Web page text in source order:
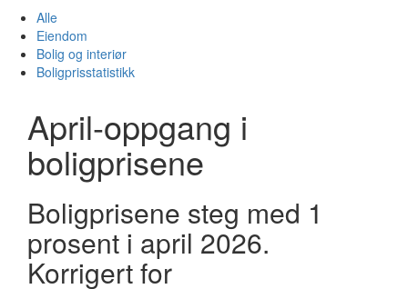
Alle
Eiendom
Bolig og interiør
Boligprisstatistikk
April-oppgang i
boligprisene
Boligprisene steg med 1
prosent i april 2026.
Korrigert for